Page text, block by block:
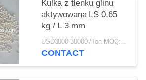
Kulka z tlenku glinu
aktywowana LS 0,65
kg / L 3 mm
USD3000-30000 /Ton MOQ:1 KG
CONTACT